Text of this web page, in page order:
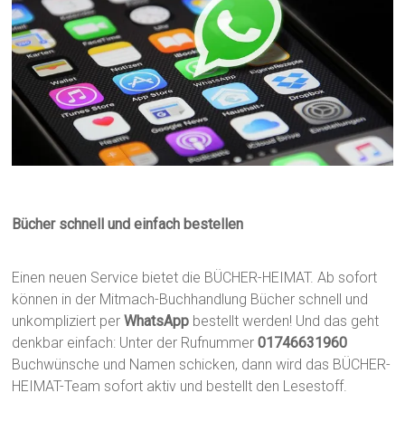
Bücher schnell und einfach bestellen
Einen neuen Service bietet die BÜCHER-HEIMAT. Ab sofort
können in der Mitmach-Buchhandlung Bücher schnell und
unkompliziert perWhatsApp bestellt werden! Und das geht
denkbar einfach: Unter der Rufnummer01746631960
Buchwünsche und Namen schicken, dann wird das BÜCHER-
HEIMAT-Team sofort aktiv und bestellt den Lesestoff.